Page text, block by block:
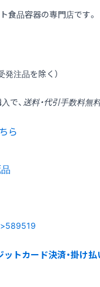
食品容器の専門店です。
発注品を除く）
で、 送料・代引手数料無
ら